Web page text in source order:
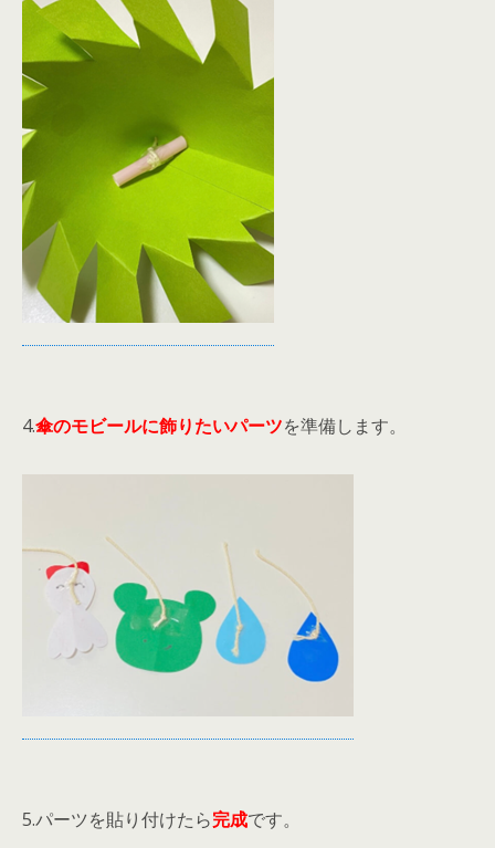
4.傘のモビールに飾りたいパーツを準備します。
5.パーツを貼り付けたら完成です。